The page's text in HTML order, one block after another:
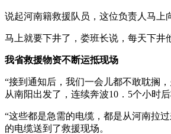
说起河南籍救援队员，这位负责人马上
马上就要下井了，娄班长说，每天下井
我省救援物资不断运抵现场
“接到通知后，我们一会儿都不敢耽搁
从南阳出发了，连续奔波10．5个小时
“这些都是急需的电缆，都是从河南拉
的电缆送到了救援现场。